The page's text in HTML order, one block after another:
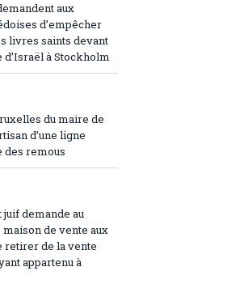
aux
d’empêcher
livres saints devant
d’Israël à Stockholm
du maire de
d’une ligne
des remous
demande au
de vente aux
retirer de la vente
appartenu à